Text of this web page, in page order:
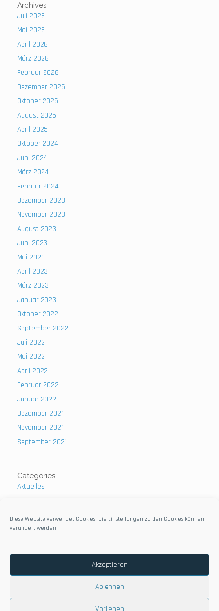
Diese Website verwendet Cookies. Die Einstellungen zu den Cookies können
verändert werden.
Akzeptieren
Ablehnen
Vorlieben
Archives
Juli 2026
Mai 2026
April 2026
März 2026
Februar 2026
Dezember 2025
Oktober 2025
August 2025
April 2025
Oktober 2024
Juni 2024
März 2024
Februar 2024
Dezember 2023
November 2023
August 2023
Juni 2023
Mai 2023
April 2023
März 2023
Januar 2023
Oktober 2022
September 2022
Juli 2022
Mai 2022
April 2022
Februar 2022
Januar 2022
Dezember 2021
November 2021
September 2021
Categories
Aktuelles
Uncategorized